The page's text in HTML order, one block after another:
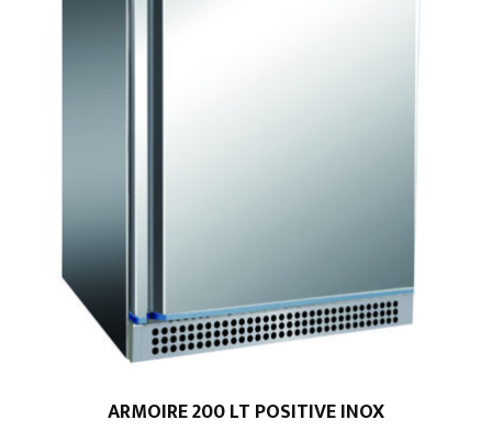
ARMOIRE 200 LT POSITIVE INOX